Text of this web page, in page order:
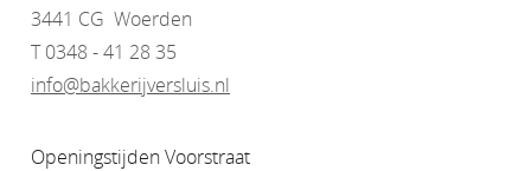
3441 CG Woerden
T 0348 - 41 28 35
info@bakkerijversluis.nl
Openingstijden Voorstraat